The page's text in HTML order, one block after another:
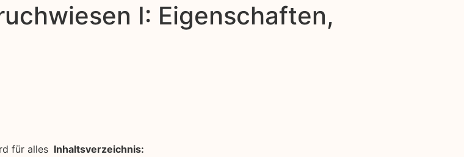
I: Eigenschaften,
für alles Inhaltsverzeichnis: